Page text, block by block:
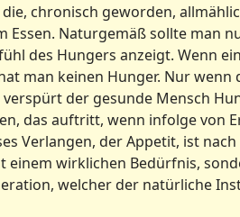
chronisch geworden,
Naturgemäß sollte man
des Hungers anzeigt. Wenn
man keinen Hunger. Nur
der gesunde Mensch
das auftritt, wenn infolge
Verlangen, der Appetit, ist
wirklichen Bedürfnis,
welcher der natürliche